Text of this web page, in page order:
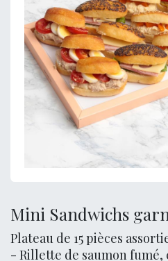
Mini Sandwichs
Plateau de 15 pièces
- Rillette de saumon fumé,